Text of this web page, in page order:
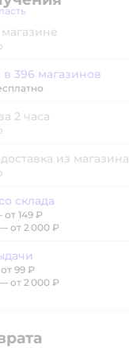
адреса доставки.
396 магазинов
2 часа
из магазина
склада
от 149 ₽
от 2 000 ₽
от 99 ₽
от 2 000 ₽